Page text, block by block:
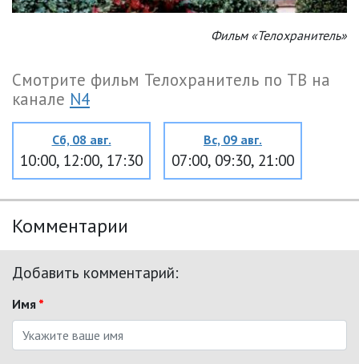
Фильм «Телохранитель»
Смотрите фильм Телохранитель по ТВ на
канале N4
Сб, 08 авг.
10:00, 12:00, 17:30
Вс, 09 авг.
07:00, 09:30, 21:00
Комментарии
Добавить комментарий:
Имя *